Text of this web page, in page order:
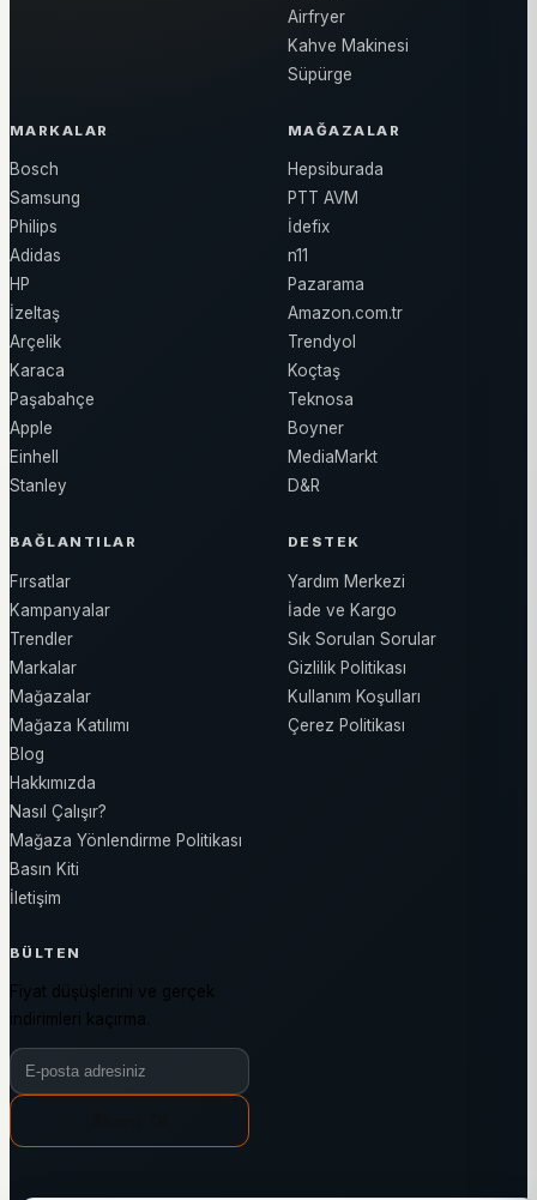
Airfryer
Kahve Makinesi
Süpürge
MARKALAR
Bosch
Samsung
Philips
Adidas
HP
İzeltaş
Arçelik
Karaca
Paşabahçe
Apple
Einhell
Stanley
MAĞAZALAR
Hepsiburada
PTT AVM
İdefix
n11
Pazarama
Amazon.com.tr
Trendyol
Koçtaş
Teknosa
Boyner
MediaMarkt
D&R
BAĞLANTILAR
Fırsatlar
Kampanyalar
Trendler
Markalar
Mağazalar
Mağaza Katılımı
Blog
Hakkımızda
Nasıl Çalışır?
Mağaza Yönlendirme Politikası
Basın Kiti
İletişim
DESTEK
Yardım Merkezi
İade ve Kargo
Sık Sorulan Sorular
Gizlilik Politikası
Kullanım Koşulları
Çerez Politikası
BÜLTEN
Fiyat düşüşlerini ve gerçek
indirimleri kaçırma.
Bülten e-posta adresiniz